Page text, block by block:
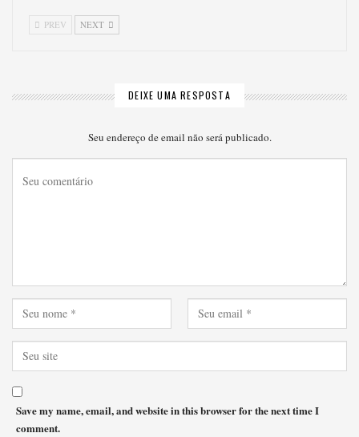
PREV NEXT
DEIXE UMA RESPOSTA
Seu endereço de email não será publicado.
Save my name, email, and website in this browser for the next time I
comment.